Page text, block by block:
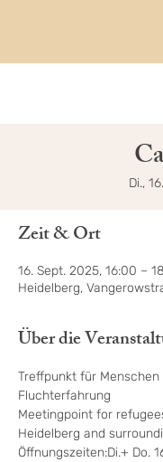
Di.,
Zeit & Ort
16. Sept. 2025, 16:00 –
Heidelberg,
Über die
Treffpunkt für
Fluchterfahrung
Meetingpoint for
Heidelberg and
Öffnungszeiten:Di.+ Do.